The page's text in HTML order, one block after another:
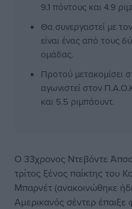
9.1 πόντους και 4.9
Θα συνεργαστεί με
είναι ένας από τους
ομάδας.
Προτού μετακομίσει
αγωνιστεί στον
και 5.5 ριμπάουντ.
Ο 33χρονος Ντεβόντε
τρίτος ξένος παίκτης του
Μπαρνέτ (ανακοινώθηκε
Αμερικανός σέντερ έπαιξε